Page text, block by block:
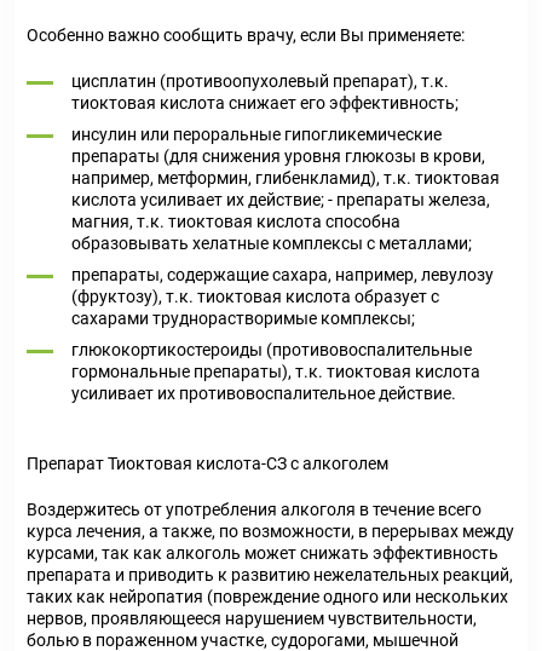
Особенно важно сообщить врачу, если Вы применяете:
цисплатин (противоопухолевый препарат), т.к.
тиоктовая кислота снижает его эффективность;
инсулин или пероральные гипогликемические
препараты (для снижения уровня глюкозы в крови,
например, метформин, глибенкламид), т.к. тиоктовая
кислота усиливает их действие; - препараты железа,
магния, т.к. тиоктовая кислота способна
образовывать хелатные комплексы с металлами;
препараты, содержащие сахара, например, левулозу
(фруктозу), т.к. тиоктовая кислота образует с
сахарами труднорастворимые комплексы;
глюкокортикостероиды (противовоспалительные
гормональные препараты), т.к. тиоктовая кислота
усиливает их противовоспалительное действие.
Препарат Тиоктовая кислота-СЗ с алкоголем
Воздержитесь от употребления алкоголя в течение всего
курса лечения, а также, по возможности, в перерывах между
курсами, так как алкоголь может снижать эффективность
препарата и приводить к развитию нежелательных реакций,
таких как нейропатия (повреждение одного или нескольких
нервов, проявляющееся нарушением чувствительности,
болью в пораженном участке, судорогами, мышечной